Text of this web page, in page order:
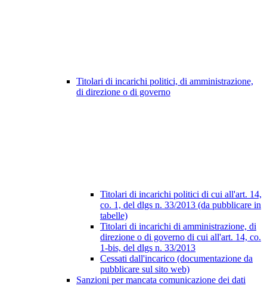
Titolari di incarichi politici, di amministrazione,
di direzione o di governo
Titolari di incarichi politici di cui all'art. 14,
co. 1, del dlgs n. 33/2013 (da pubblicare in
tabelle)
Titolari di incarichi di amministrazione, di
direzione o di governo di cui all'art. 14, co.
1-bis, del dlgs n. 33/2013
Cessati dall'incarico (documentazione da
pubblicare sul sito web)
Sanzioni per mancata comunicazione dei dati